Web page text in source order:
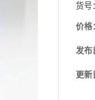
货号
价格
发布
更新